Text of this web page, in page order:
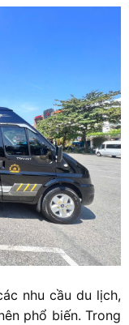
nhu cầu du lịch,
phổ biến. Trong